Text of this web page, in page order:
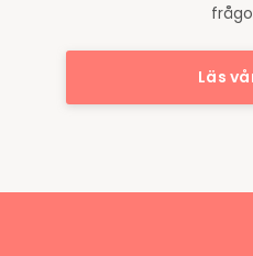
Läs